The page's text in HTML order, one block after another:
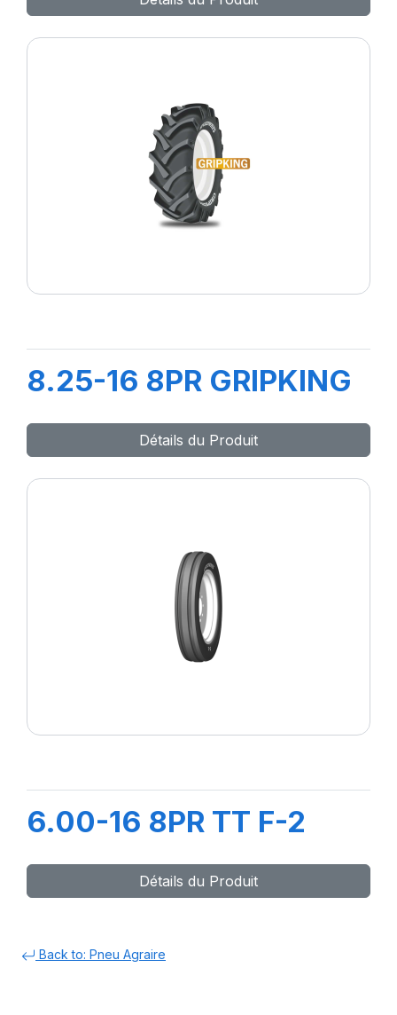
8.25-16 8PR GRIPKING
Détails du Produit
6.00-16 8PR TT F-2
Détails du Produit
Back to: Pneu Agraire